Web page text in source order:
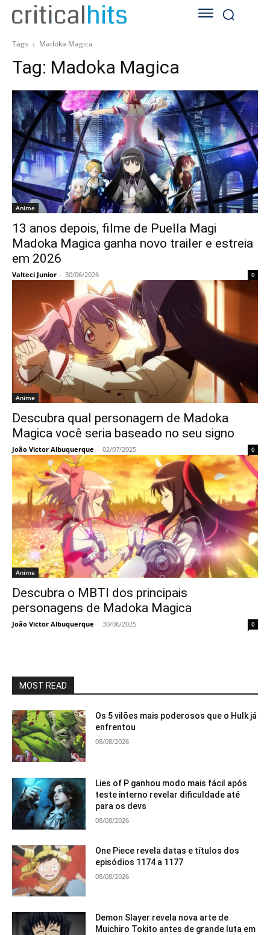
Tags Madoka Magica
Tag: Madoka Magica
Anime
13 anos depois, filme de Puella Magi
Madoka Magica ganha novo trailer e estreia
em 2026
Valteci Junior - 30/06/2026 0
Anime
Descubra qual personagem de Madoka
Magica você seria baseado no seu signo
João Victor Albuquerque - 02/07/2025 0
Anime
Descubra o MBTI dos principais
personagens de Madoka Magica
João Victor Albuquerque - 30/06/2025 0
MOST READ
Os 5 vilões mais poderosos que o Hulk já
enfrentou
08/08/2026
Lies of P ganhou modo mais fácil após
teste interno revelar dificuldade até
para os devs
08/08/2026
One Piece revela datas e títulos dos
episódios 1174 a 1177
08/08/2026
Demon Slayer revela nova arte de
Muichiro Tokito antes de grande luta em